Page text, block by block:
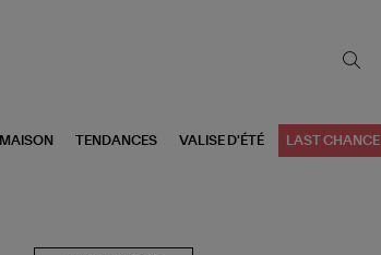
MAISON TENDANCES VALISE D'ÉTÉ LAST CHANCE